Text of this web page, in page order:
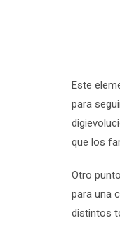
Este
para
que los
Otro
para una
distintos